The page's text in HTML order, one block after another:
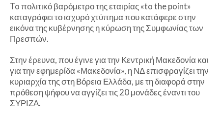
To πολιτικό βαρόμετρο της εταιρίας «to the point»
καταγράφει το ισχυρό χτύπημα που κατάφερε στην
εικόνα της κυβέρνησης η κύρωση της Συμφωνίας των
Πρεσπών.
Στην έρευνα, που έγινε για την Κεντρική Μακεδονία και
για την εφημερίδα «Μακεδονία», η ΝΔ επισφραγίζει την
κυριαρχία της στη Βόρεια Ελλάδα, με τη διαφορά στην
πρόθεση ψήφου να αγγίζει τις 20 μονάδες έναντι του
ΣΥΡΙΖΑ.